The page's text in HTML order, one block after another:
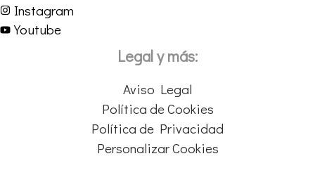
Instagram
Youtube
Legal y más:
Aviso Legal
Política de Cookies
Política de Privacidad
Personalizar Cookies